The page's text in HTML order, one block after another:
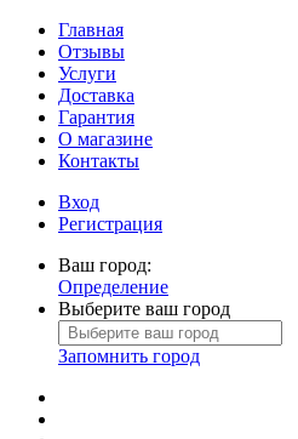
Главная
Отзывы
Услуги
Доставка
Гарантия
О магазине
Контакты
Вход
Регистрация
Ваш город:
Определение
Выберите ваш город
Запомнить город